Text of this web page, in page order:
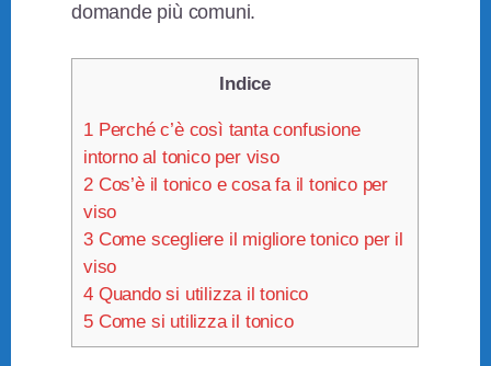
domande più comuni.
Indice
1Perché c’è così tanta confusione
intorno al tonico per viso
2Cos’è il tonico e cosa fa il tonico per
viso
3Come scegliere il migliore tonico per il
viso
4Quando si utilizza il tonico
5Come si utilizza il tonico